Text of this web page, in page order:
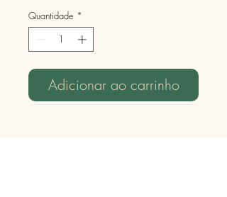
Quantidade *
Adicionar ao carrinho